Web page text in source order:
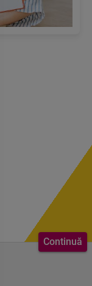
Continuă